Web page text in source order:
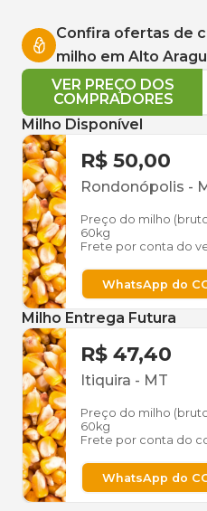
Confira ofertas de
milho em Alto
VER PREÇO DOS
COMPRADORES
Milho Disponível
R$ 50,00
Rondonópolis -
Preço do milho
60kg
Frete por conta do
WhatsApp do
Milho Entrega Futura
R$ 47,40
Itiquira - MT
Preço do milho
60kg
Frete por conta do
WhatsApp do